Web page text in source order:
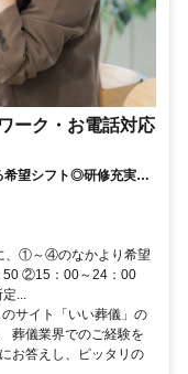
ーク・お電話対応
希望シフト◎研修充実だ
日制で充実のワークラ
、①～④のなかより希望
50 ②15：00～24：00
...
サイト「いい葬儀」の
葬儀業界でのご経験を
お答えし、ピッタリの